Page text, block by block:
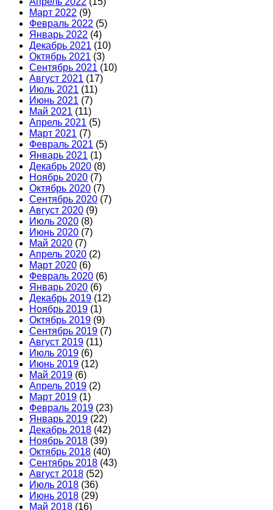
Март 2022 (9)
Февраль 2022 (5)
Январь 2022 (4)
Декабрь 2021 (10)
Октябрь 2021 (3)
Сентябрь 2021 (10)
Август 2021 (17)
Июль 2021 (11)
Июнь 2021 (7)
Май 2021 (11)
Апрель 2021 (5)
Март 2021 (7)
Февраль 2021 (5)
Январь 2021 (1)
Декабрь 2020 (8)
Ноябрь 2020 (7)
Октябрь 2020 (7)
Сентябрь 2020 (7)
Август 2020 (9)
Июль 2020 (8)
Июнь 2020 (7)
Май 2020 (7)
Апрель 2020 (2)
Март 2020 (6)
Февраль 2020 (6)
Январь 2020 (6)
Декабрь 2019 (12)
Ноябрь 2019 (1)
Октябрь 2019 (9)
Сентябрь 2019 (7)
Август 2019 (11)
Июль 2019 (6)
Июнь 2019 (12)
Май 2019 (6)
Апрель 2019 (2)
Март 2019 (1)
Февраль 2019 (23)
Январь 2019 (22)
Декабрь 2018 (42)
Ноябрь 2018 (39)
Октябрь 2018 (40)
Сентябрь 2018 (43)
Август 2018 (52)
Июль 2018 (36)
Июнь 2018 (29)
Май 2018 (16)